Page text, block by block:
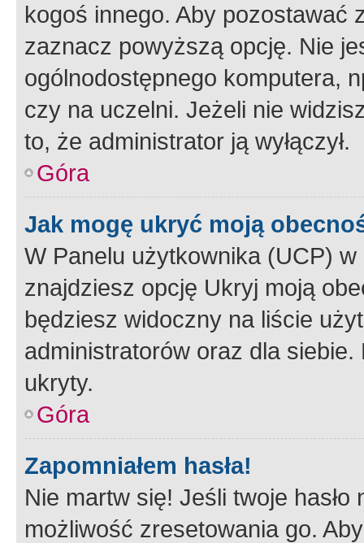
kogoś innego. Aby pozostawać
zaznacz powyższą opcję. Nie
ogólnodostępnego komputera,
czy na uczelni. Jeżeli nie
to, że administrator ją wyłączył.
Góra
Jak mogę ukryć moją
W Panelu użytkownika (UCP) w
znajdziesz opcję Ukryj moją
będziesz widoczny na liście
administratorów oraz dla
ukryty.
Góra
Zapomniałem hasła!
Nie martw się! Jeśli twoje
możliwość zresetowania go.